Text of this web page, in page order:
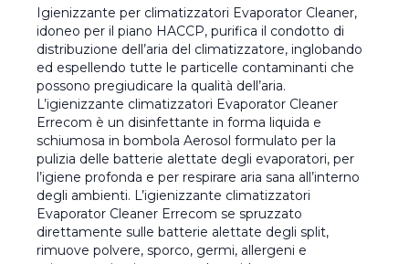
Igienizzante per climatizzatori Evaporator Cleaner,
idoneo per il piano HACCP, purifica il condotto di
distribuzione dell’aria del climatizzatore, inglobando
ed espellendo tutte le particelle contaminanti che
possono pregiudicare la qualità dell’aria.
L’igienizzante climatizzatori Evaporator Cleaner
Errecom è un disinfettante in forma liquida e
schiumosa in bombola Aerosol formulato per la
pulizia delle batterie alettate degli evaporatori, per
l’igiene profonda e per respirare aria sana all’interno
degli ambienti. L’igienizzante climatizzatori
Evaporator Cleaner Errecom se spruzzato
direttamente sulle batterie alettate degli split,
rimuove polvere, sporco, germi, allergeni e